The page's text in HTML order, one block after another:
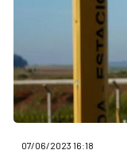
07/06/2023 16:18